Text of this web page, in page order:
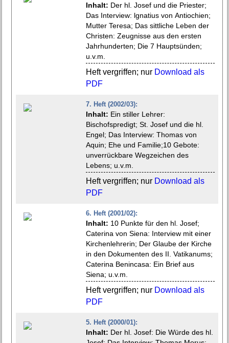
Inhalt: Der hl. Josef und die Priester;
Das Interview: lgnatius von Antiochien;
Mutter Teresa; Das sittliche Leben der
Christen: Zeugnisse aus den ersten
Jahrhunderten; Die 7 Hauptsünden;
u.v.m.
Heft vergriffen; nur Download als
PDF
7. Heft (2002/03):
Inhalt: Ein stiller Lehrer:
Bischofspredigt; St. Josef und die hl.
Engel; Das Interview: Thomas von
Aquin; Ehe und Familie;10 Gebote:
unverrückbare Wegzeichen des
Lebens; u.v.m.
Heft vergriffen; nur Download als
PDF
6. Heft (2001/02):
Inhalt: 10 Punkte für den hl. Josef;
Caterina von Siena: Interview mit einer
Kirchenlehrerin; Der Glaube der Kirche
in den Dokumenten des II. Vatikanums;
Caterina Benincasa: Ein Brief aus
Siena; u.v.m.
Heft vergriffen; nur Download als
PDF
5. Heft (2000/01):
Inhalt: Der hl. Josef: Die Würde des hl.